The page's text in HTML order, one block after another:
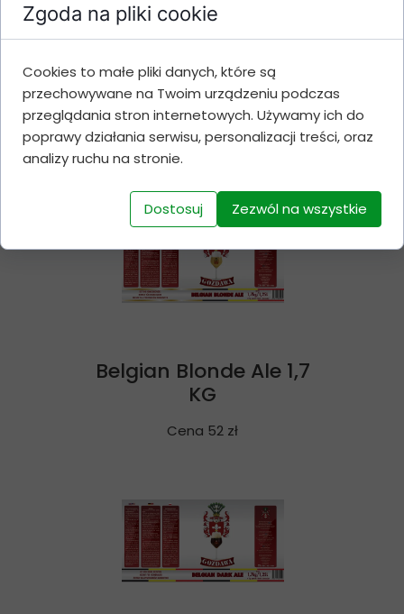
Belgian Christmas Ale
1,7 KG
Cena 52 zł
Belgian Blonde Ale 1,7
KG
Cena 52 zł
Zgoda na pliki cookie
Cookies to małe pliki danych, które są
przechowywane na Twoim urządzeniu podczas
przeglądania stron internetowych. Używamy ich do
poprawy działania serwisu, personalizacji treści, oraz
analizy ruchu na stronie.
Dostosuj Zezwól na wszystkie